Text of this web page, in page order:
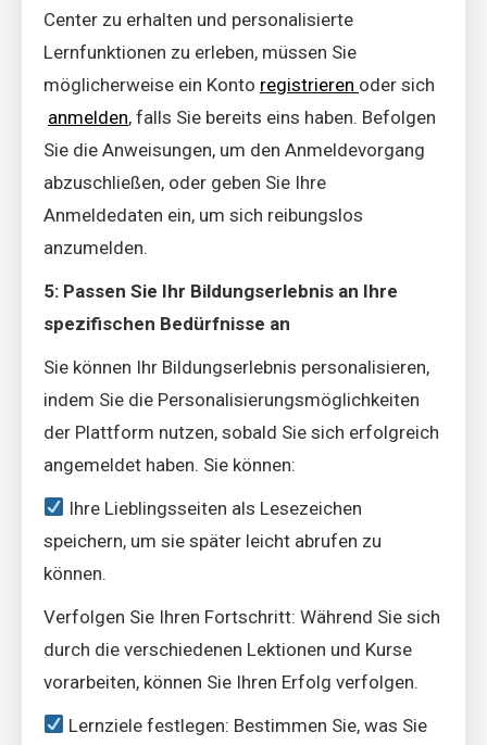
Center zu erhalten und personalisierte
Lernfunktionen zu erleben, müssen Sie
möglicherweise ein Konto registrieren oder sich
anmelden, falls Sie bereits eins haben. Befolgen
Sie die Anweisungen, um den Anmeldevorgang
abzuschließen, oder geben Sie Ihre
Anmeldedaten ein, um sich reibungslos
anzumelden.
5: Passen Sie Ihr Bildungserlebnis an Ihre
spezifischen Bedürfnisse an
Sie können Ihr Bildungserlebnis personalisieren,
indem Sie die Personalisierungsmöglichkeiten
der Plattform nutzen, sobald Sie sich erfolgreich
angemeldet haben. Sie können:
Ihre Lieblingsseiten als Lesezeichen
speichern, um sie später leicht abrufen zu
können.
Verfolgen Sie Ihren Fortschritt: Während Sie sich
durch die verschiedenen Lektionen und Kurse
vorarbeiten, können Sie Ihren Erfolg verfolgen.
Lernziele festlegen: Bestimmen Sie, was Sie